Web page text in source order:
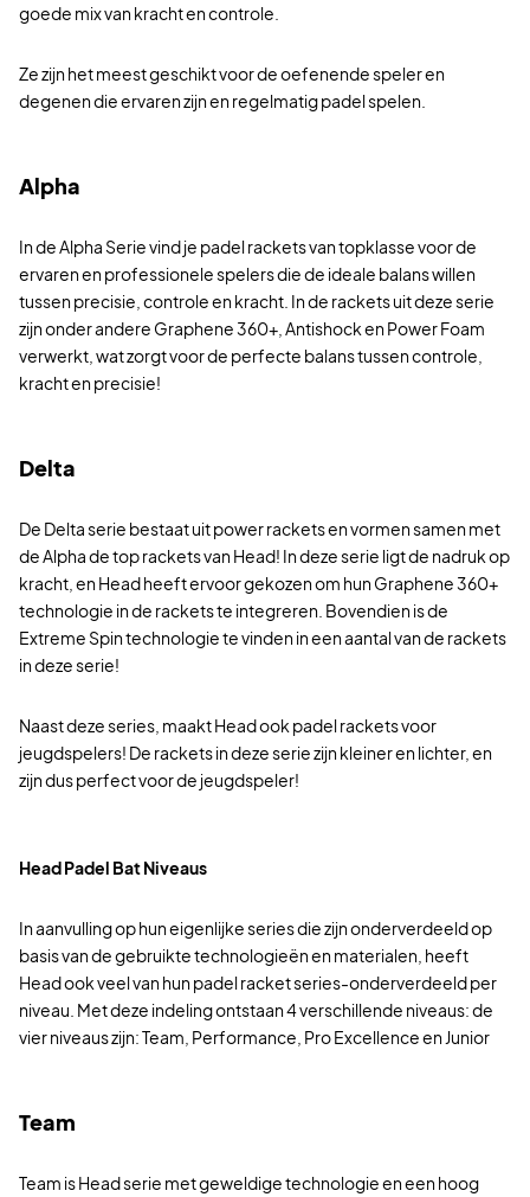
goede mix van kracht en controle.
Ze zijn het meest geschikt voor de oefenende speler en
degenen die ervaren zijn en regelmatig padel spelen.
Alpha
In de Alpha Serie vind je padel rackets van topklasse voor de
ervaren en professionele spelers die de ideale balans willen
tussen precisie, controle en kracht. In de rackets uit deze serie
zijn onder andere Graphene 360+, Antishock en Power Foam
verwerkt, wat zorgt voor de perfecte balans tussen controle,
kracht en precisie!
Delta
De Delta serie bestaat uit power rackets en vormen samen met
de Alpha de top rackets van Head! In deze serie ligt de nadruk op
kracht, en Head heeft ervoor gekozen om hun Graphene 360+
technologie in de rackets te integreren. Bovendien is de
Extreme Spin technologie te vinden in een aantal van de rackets
in deze serie!
Naast deze series, maakt Head ook padel rackets voor
jeugdspelers! De rackets in deze serie zijn kleiner en lichter, en
zijn dus perfect voor de jeugdspeler!
Head Padel Bat Niveaus
In aanvulling op hun eigenlijke series die zijn onderverdeeld op
basis van de gebruikte technologieën en materialen, heeft
Head ook veel van hun padel racket series-onderverdeeld per
niveau. Met deze indeling ontstaan 4 verschillende niveaus: de
vier niveaus zijn: Team, Performance, Pro Excellence en Junior
Team
Team is Head serie met geweldige technologie en een hoog